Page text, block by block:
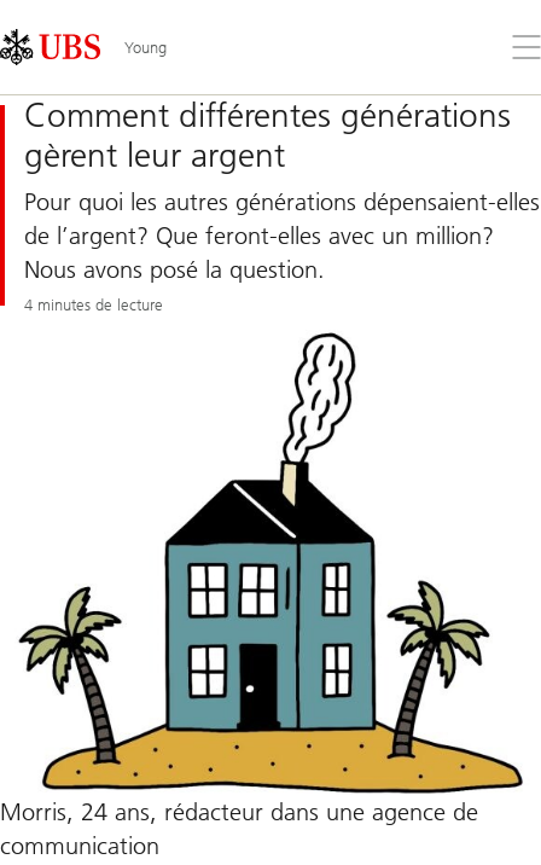
Links
Area
Young
le
Comment différentes générations
gèrent leur argent
Pour quoi les autres générations dépensaient-elles
de l’argent? Que feront-elles avec un million?
Nous avons posé la question.
4 minutes de lecture
Morris, 24 ans, rédacteur dans une agence de
communication